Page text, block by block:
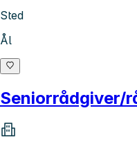
Sted
Ål
Seniorrådgiver/